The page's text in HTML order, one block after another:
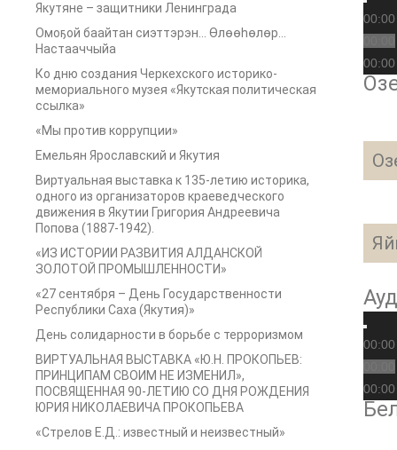
Якутяне – защитники Ленинграда
Омоҕой баайтан сиэттэрэн… Өлөөһөлөр…
Настааччыйа
Ко дню создания Черкехского историко-
мемориального музея «Якутская политическая
ссылка»
«Мы против коррупции»
Емельян Ярославский и Якутия
Виртуальная выставка к 135-летию историка,
одного из организаторов краеведческого
движения в Якутии Григория Андреевича
Попова (1887-1942).
«ИЗ ИСТОРИИ РАЗВИТИЯ АЛДАНСКОЙ
ЗОЛОТОЙ ПРОМЫШЛЕННОСТИ»
«27 сентября – День Государственности
Республики Саха (Якутия)»
День солидарности в борьбе с терроризмом
ВИРТУАЛЬНАЯ ВЫСТАВКА «Ю.Н. ПРОКОПЬЕВ:
ПРИНЦИПАМ СВОИМ НЕ ИЗМЕНИЛ»,
ПОСВЯЩЕННАЯ 90-ЛЕТИЮ СО ДНЯ РОЖДЕНИЯ
ЮРИЯ НИКОЛАЕВИЧА ПРОКОПЬЕВА
«Стрелов Е.Д.: известный и неизвестный»
00:00
00:00
00:00
00:00